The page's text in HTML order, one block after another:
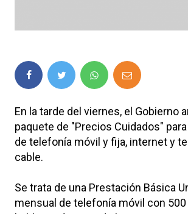
En la tarde del viernes, el Gobierno
paquete de "Precios Cuidados"
de telefonía móvil y fija, internet y
cable.
Se trata de una Prestación Básica
mensual de telefonía móvil con